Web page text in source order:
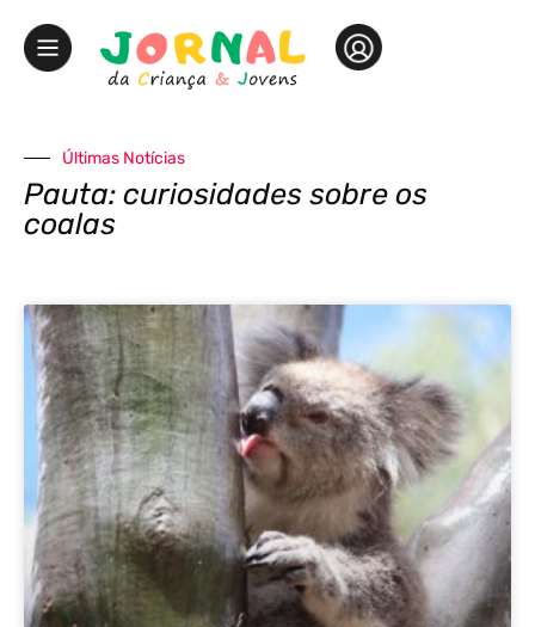
Últimas Notícias
Pauta: curiosidades sobre os
coalas